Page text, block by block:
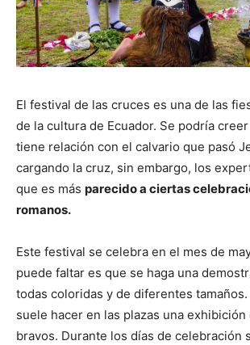
El festival de las cruces es una de las
de la cultura de Ecuador. Se podría
tiene relación con el calvario que pasó
cargando la cruz, sin embargo, los
que es más parecido a ciertas
romanos.
Este festival se celebra en el mes de
puede faltar es que se haga una
todas coloridas y de diferentes tamaños.
suele hacer en las plazas una
bravos. Durante los días de celebración